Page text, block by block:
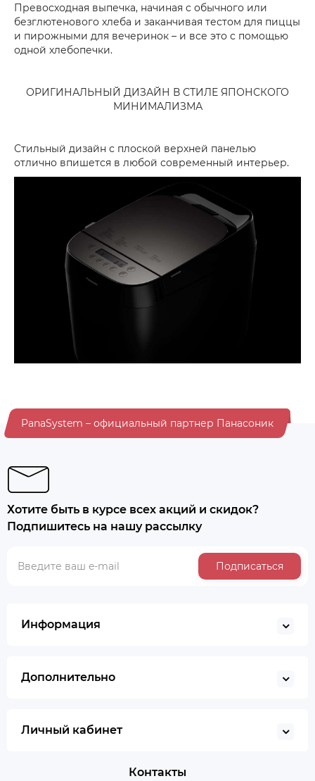
Превосходная выпечка, начиная с обычного или
безглютенового хлеба и заканчивая тестом для пиццы
и пирожными для вечеринок – и все это с помощью
одной хлебопечки.
ОРИГИНАЛЬНЫЙ ДИЗАЙН В СТИЛЕ ЯПОНСКОГО
МИНИМАЛИЗМА
Стильный дизайн с плоской верхней панелью
отлично впишется в любой современный интерьер.
PanaSystem – официальный партнер Панасоник
Хотите быть в курсе всех акций и скидок?
Подпишитесь на нашу рассылку
Подписаться
Информация
Дополнительно
Личный кабинет
Контакты